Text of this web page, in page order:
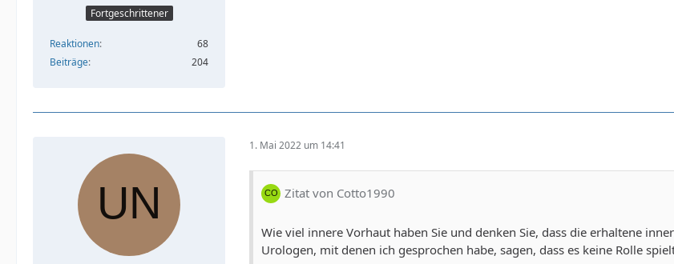
Fortgeschrittener
Reaktionen
68
Beiträge
204
1. Mai 2022 um 14:41
Zitat von Cotto1990
Wie viel innere Vorhaut haben Sie und denken Sie, dass die erhaltene
Urologen, mit denen ich gesprochen habe, sagen, dass es keine Rolle